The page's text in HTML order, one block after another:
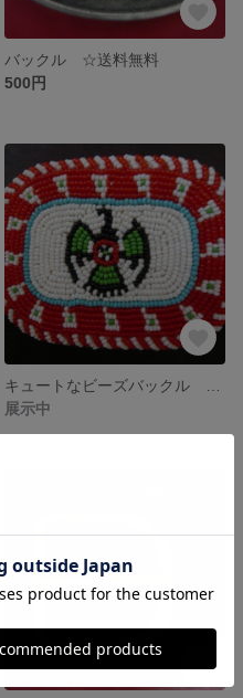
バックル ☆送料無料
500円
展示中